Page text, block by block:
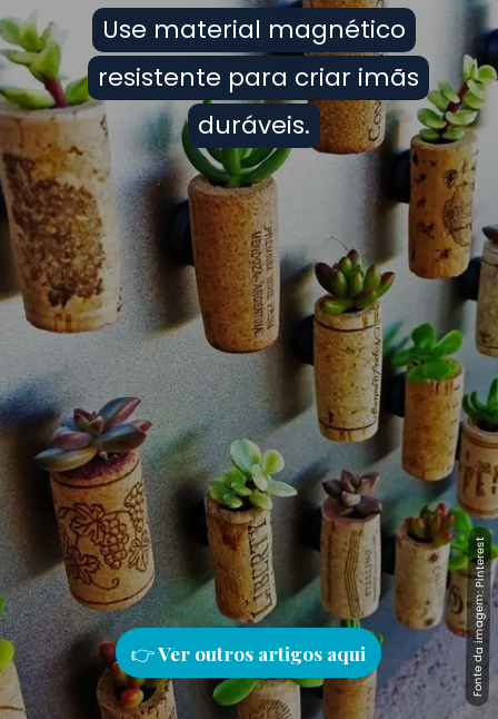
Use material magnético
resistente para criar imãs
duráveis.
Use material magnético
resistente para criar imãs
duráveis.
👉Ver outros artigos aqui Fonte da imagem: Pinterest
Fonte da imagem: Pinterest